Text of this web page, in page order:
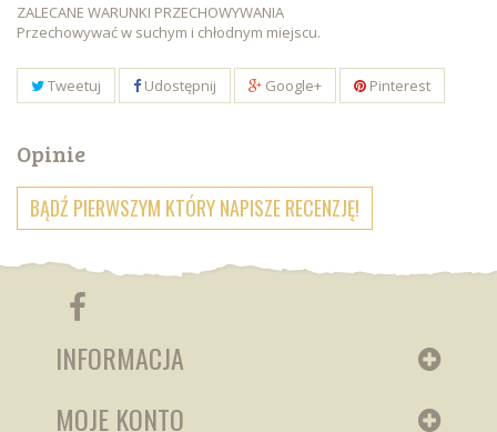
ZALECANE WARUNKI PRZECHOWYWANIA
Przechowywać w suchym i chłodnym miejscu.
Tweetuj Udostępnij Google+ Pinterest
Opinie
BĄDŹ PIERWSZYM KTÓRY NAPISZE RECENZJĘ!
INFORMACJA
MOJE KONTO